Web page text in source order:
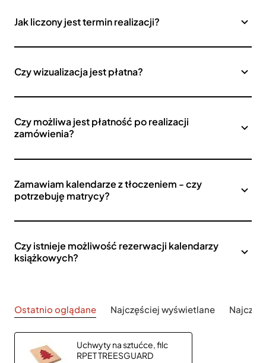
Jak liczony jest termin realizacji?
Czy wizualizacja jest płatna?
Czy możliwa jest płatność po realizacji
zamówienia?
Zamawiam kalendarze z tłoczeniem - czy
potrzebuję matrycy?
Czy istnieje możliwość rezerwacji kalendarzy
książkowych?
Ostatnio oglądane Najczęściej wyświetlane
Uchwyty na sztućce, filc
RPET TREESGUARD